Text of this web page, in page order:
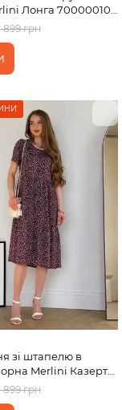
Лонга 700000101
(L-XL)
899 грн
зі штапелю в
Merlini Казерта
розмір L-XL
899 грн